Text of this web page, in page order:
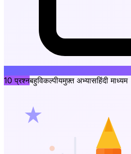
10 प्रश्नबहुविकल्पीयमुफ़्त अभ्यासहिंदी माध्यम